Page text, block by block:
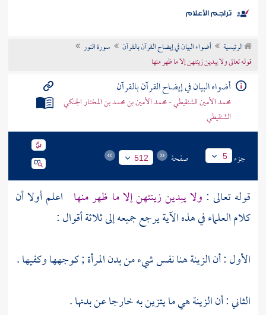
موضوعي
تراجم الأعلام
الرئيسية أضواء البيان في إيضاح القرآن بالقرآن
سورة النور
قوله تعالى ولا يبدين زينتهن إلا ما ظهر منها
أضواء البيان في إيضاح القرآن بالقرآن
محمد الأمين الشنقيطي - محمد الأمين بن محمد بن المختار الجنكي
الشنقيطي
جزء 5 صفحة 512
قوله تعالى : ولا يبدين زينتهن إلا ما ظهر منها اعلم أولا أن
كلام العلماء في هذه الآية يرجع جميعه إلى ثلاثة أقوال :
الأول : أن الزينة هنا نفس شيء من بدن المرأة ; كوجهها وكفيها .
الثاني : أن الزينة هي ما يتزين به خارجا عن بدنها .